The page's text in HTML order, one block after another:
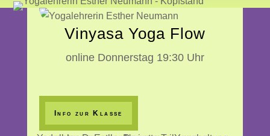
Vinyasa Yoga Flow
online Donnerstag 19:30 Uhr
Info zur Klasse